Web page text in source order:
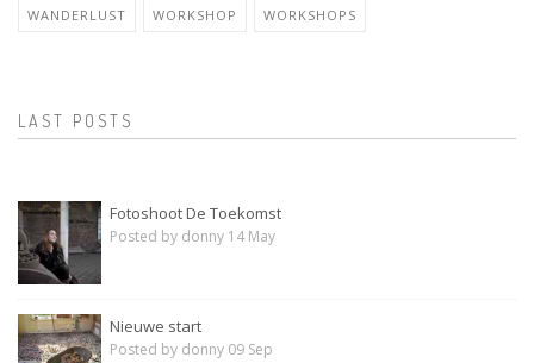
WANDERLUST WORKSHOP WORKSHOPS
LAST POSTS
Fotoshoot De Toekomst
Posted by donny 14 May
Nieuwe start
Posted by donny 09 Sep